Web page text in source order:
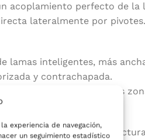
experiencia de navegación,
un seguimiento estadístico
acoplamiento perfecto de la
lateralmente por pivotes.
lamas inteligentes, más
y contrachapada.
en las distintas
gracias a una